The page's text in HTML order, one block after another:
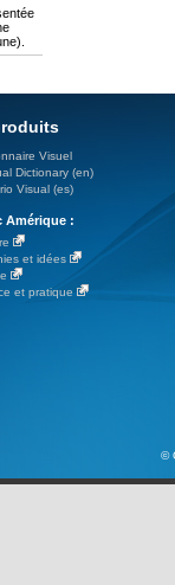
Visuel
Dictionary (en)
Visual (es)
Amérique :
et idées
et pratique
©